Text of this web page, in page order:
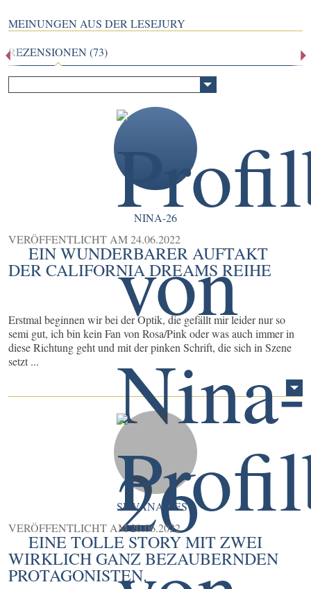
MEINUNGEN AUS DER LESEJURY
REZENSIONEN (73)
NINA-26
VERÖFFENTLICHT AM24.06.2022
EIN WUNDERBARER AUFTAKT
DER CALIFORNIA DREAMS REIHE
Erstmal beginnen wir bei der Optik, die gefällt mir leider nur so
semi gut, ich bin kein Fan von Rosa/Pink oder was auch immer in
diese Richtung geht und mit der pinken Schrift, die sich in Szene
setzt ...
SILVANALIEST
VERÖFFENTLICHT AM20.06.2022
EINE TOLLE STORY MIT ZWEI
WIRKLICH GANZ BEZAUBERNDEN
PROTAGONISTEN.